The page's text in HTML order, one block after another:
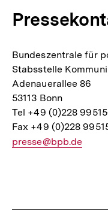
Bundeszentrale für
Stabsstelle
Adenauerallee 86
53113 Bonn
Tel +49 (0)228
Fax +49 (0)228
E-
presse@bpb.de